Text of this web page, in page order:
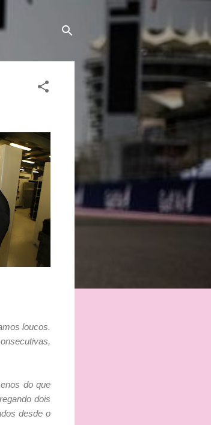
loucos.
do que
dois
desde o